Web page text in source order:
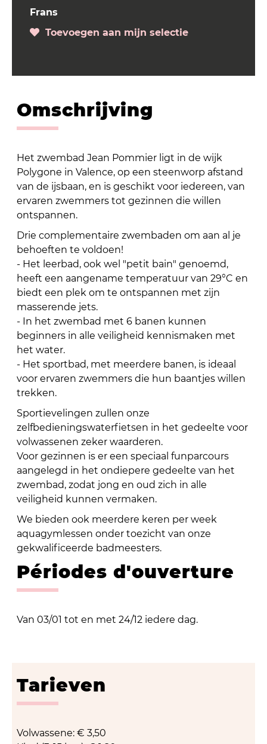
Frans
Toevoegen aan mijn selectie
Omschrijving
Het zwembad Jean Pommier ligt in de wijk
Polygone in Valence, op een steenworp afstand
van de ijsbaan, en is geschikt voor iedereen, van
ervaren zwemmers tot gezinnen die willen
ontspannen.
Drie complementaire zwembaden om aan al je
behoeften te voldoen!
- Het leerbad, ook wel "petit bain" genoemd,
heeft een aangename temperatuur van 29°C en
biedt een plek om te ontspannen met zijn
masserende jets.
- In het zwembad met 6 banen kunnen
beginners in alle veiligheid kennismaken met
het water.
- Het sportbad, met meerdere banen, is ideaal
voor ervaren zwemmers die hun baantjes willen
trekken.
Sportievelingen zullen onze
zelfbedieningswaterfietsen in het gedeelte voor
volwassenen zeker waarderen.
Voor gezinnen is er een speciaal funparcours
aangelegd in het ondiepere gedeelte van het
zwembad, zodat jong en oud zich in alle
veiligheid kunnen vermaken.
We bieden ook meerdere keren per week
aquagymlessen onder toezicht van onze
gekwalificeerde badmeesters.
Périodes d'ouverture
Van 03/01 tot en met 24/12 iedere dag.
Tarieven
Volwassene: € 3,50